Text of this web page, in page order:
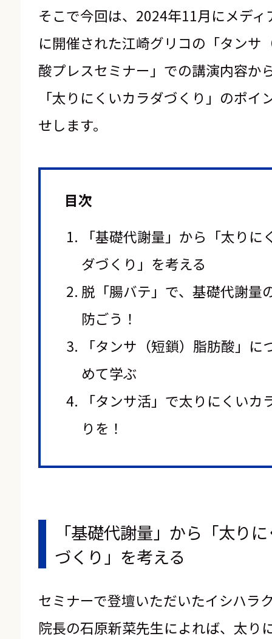
そこで今回は、2024年11月にメディ
に開催された江崎グリコの「タンサ
酸プレスセミナー」での講演内容か
「太りにくいカラダづくり」のポイ
せします。
目次
「基礎代謝量」から「太りに
ダづくり」を考える
脱「腸バテ」で、基礎代謝量
防ごう！
「タンサ（短鎖）脂肪酸」に
めて学ぶ
「タンサ活」で太りにくいカ
りを！
「基礎代謝量」から「太り
づくり」を考える
セミナーで登壇いただいたイシハラ
院長の石原新菜先生によれば、太り